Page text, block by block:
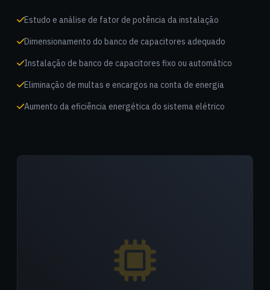
Estudo e análise de fator de potência da instalação
Dimensionamento do banco de capacitores adequado
Instalação de banco de capacitores fixo ou automático
Eliminação de multas e encargos na conta de energia
Aumento da eficiência energética do sistema elétrico